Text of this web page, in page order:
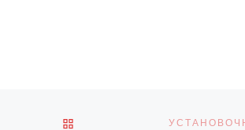
ОБРАТНО К СПИСКУ